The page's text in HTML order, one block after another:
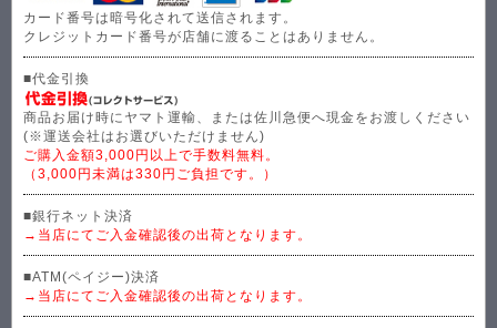
カード番号は暗号化されて送信されます。
クレジットカード番号が店舗に渡ることはありません。
■代金引換
商品お届け時にヤマト運輸、または佐川急便へ現金をお渡しください
(※運送会社はお選びいただけません)
ご購入金額3,000円以上で手数料無料。
（3,000円未満は330円ご負担です。）
■銀行ネット決済
→当店にてご入金確認後の出荷となります。
■ATM(ペイジー)決済
→当店にてご入金確認後の出荷となります。